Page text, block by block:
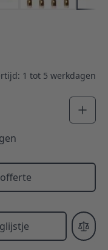
1 tot 5 werkdagen